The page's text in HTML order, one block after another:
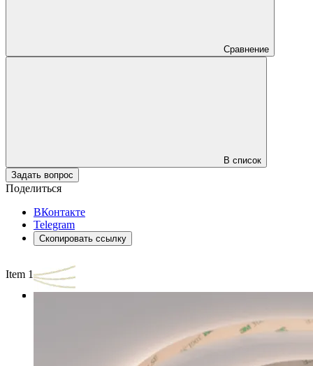
Сравнение
В список
Задать вопрос
Поделиться
ВКонтакте
Telegram
Скопировать ссылку
Item 1 of 3